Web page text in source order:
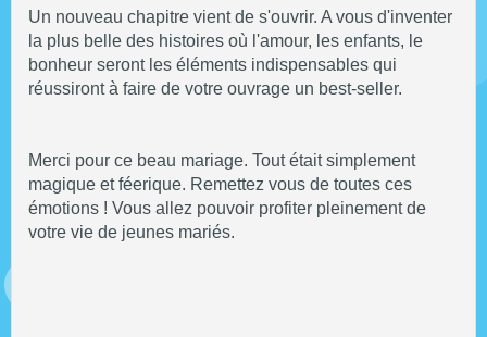
Un nouveau chapitre vient de s'ouvrir. A vous d'inventer
la plus belle des histoires où l'amour, les enfants, le
bonheur seront les éléments indispensables qui
réussiront à faire de votre ouvrage un best-seller.
Merci pour ce beau mariage. Tout était simplement
magique et féerique. Remettez vous de toutes ces
émotions ! Vous allez pouvoir profiter pleinement de
votre vie de jeunes mariés.